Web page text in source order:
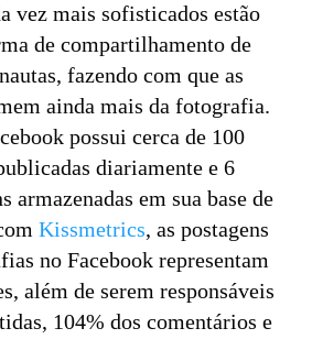
vez mais sofisticados estão
de compartilhamento de
fazendo com que as
ainda mais da fotografia.
possui cerca de 100
diariamente e 6
armazenadas em sua base de
Kissmetrics, as postagens
no Facebook representam
além de serem responsáveis
104% dos comentários e